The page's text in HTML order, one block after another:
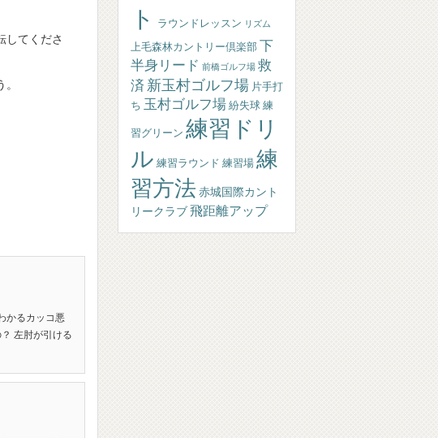
してくださ
かるカッコ悪
左肘が引ける
ト
ラウンドレッスン リズム
上毛森林カントリー倶楽部 下
半身リード 前橋ゴルフ場 救
済 新玉村ゴルフ場 片手打
ち 玉村ゴルフ場 紛失球 練
習グリーン 練習ドリ
ル 練習ラウンド 練習場 練
習方法 赤城国際カント
リークラブ飛距離アップ